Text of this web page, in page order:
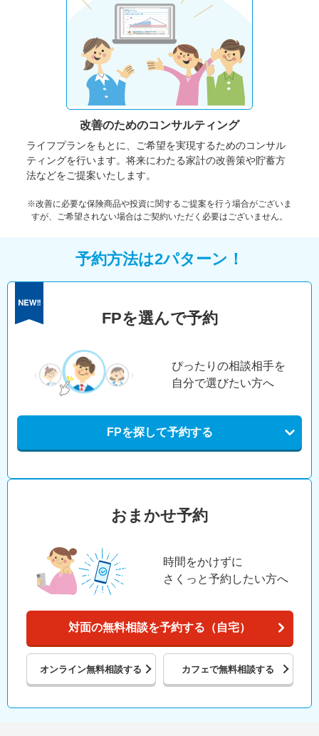
改善のためのコンサルティング
ライフプランをもとに、ご希望を実現するためのコンサル
ティングを行います。将来にわたる家計の改善策や貯蓄方
法などをご提案いたします。
※改善に必要な保険商品や投資に関するご提案を行う場合がございま
すが、ご希望されない場合はご契約いただく必要はございません。
予約方法は2パターン！
FPを選んで予約
ぴったりの相談相手を
自分で選びたい方へ
FPを探して予約する
おまかせ予約
時間をかけずに
さくっと予約したい方へ
対面の無料相談を予約する（自宅）
オンライン無料相談する カフェで無料相談する